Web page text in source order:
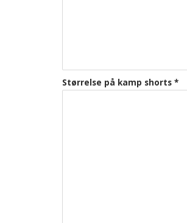
Størrelse på kamp shorts *